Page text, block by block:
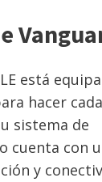
está
hacer
sistema de
cuenta con
y